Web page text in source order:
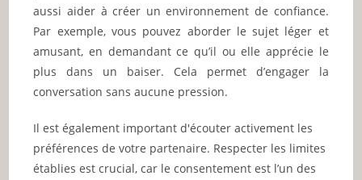
aussi aider à créer un environnement de confiance.
Par exemple, vous pouvez aborder le sujet léger et
amusant, en demandant ce qu’il ou elle apprécie le
plus dans un baiser. Cela permet d’engager la
conversation sans aucune pression.
Il est également important d'écouter activement les
préférences de votre partenaire. Respecter les limites
établies est crucial, car le consentement est l’un des